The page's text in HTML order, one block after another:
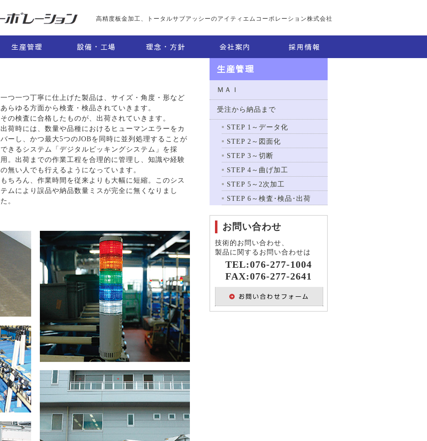
高精度板金加工、トータルサブアッシーのアイティエムコーポレーション株式会社
生産管理 設備・工場 理念・方針 会社案内 採用情報
一つ一つ丁寧に仕上げた製品は、サイズ・角度・形など
あらゆる方面から検査・検品されていきます。
その検査に合格したものが、出荷されていきます。
出荷時には、数量や品種におけるヒューマンエラーをカ
バーし、かつ最大5つのJOBを同時に並列処理することが
できるシステム「デジタルピッキングシステム」を採
用。出荷までの作業工程を合理的に管理し、知識や経験
の無い人でも行えるようになっています。
もちろん、作業時間を従来よりも大幅に短縮。このシス
テムにより誤品や納品数量ミスが完全に無くなりまし
た。
生産管理
ＭＡＩ
受注から納品まで
STEP 1～データ化
STEP 2～図面化
STEP 3～切断
STEP 4～曲げ加工
STEP 5～2次加工
STEP 6～検査･検品･出荷
お問い合わせ
技術的お問い合わせ、
製品に関するお問い合わせは
TEL:076-277-1004
FAX:076-277-2641